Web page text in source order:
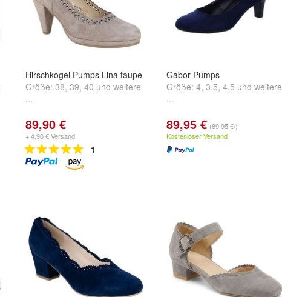
Hirschkogel Pumps Lina taupe
Größe: 38, 39, 40 und weitere
...
89,90 €
+ 4,90 € Versand
1
Gabor Pumps
Größe: 4, 3.5, 4.5 und weitere
...
89,95 € (89,95 €/)
Kostenloser Versand